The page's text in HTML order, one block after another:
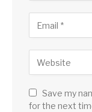
Save my
for the next